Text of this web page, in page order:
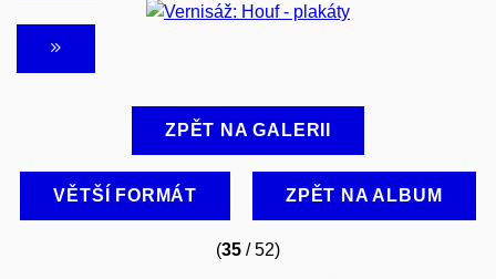
ZPĚT NA GALERII
VĚTŠÍ FORMÁT ZPĚT NA ALBUM
(35 / 52)